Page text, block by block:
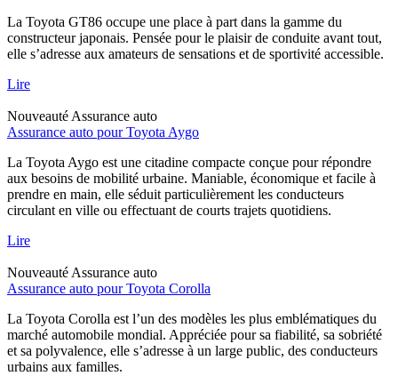
La Toyota GT86 occupe une place à part dans la gamme du
constructeur japonais. Pensée pour le plaisir de conduite avant tout,
elle s’adresse aux amateurs de sensations et de sportivité accessible.
Lire
Nouveauté Assurance auto
Assurance auto pour Toyota Aygo
La Toyota Aygo est une citadine compacte conçue pour répondre
aux besoins de mobilité urbaine. Maniable, économique et facile à
prendre en main, elle séduit particulièrement les conducteurs
circulant en ville ou effectuant de courts trajets quotidiens.
Lire
Nouveauté Assurance auto
Assurance auto pour Toyota Corolla
La Toyota Corolla est l’un des modèles les plus emblématiques du
marché automobile mondial. Appréciée pour sa fiabilité, sa sobriété
et sa polyvalence, elle s’adresse à un large public, des conducteurs
urbains aux familles.